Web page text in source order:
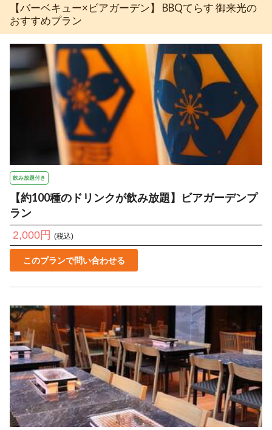
【バーベキュー×ビアガーデン】 BBQてらす 御来光の
おすすめプラン
飲み放題付き
【約100種のドリンクが飲み放題】ビアガーデンプ
ラン
2,000円 (税込)
このプランで問い合わせる